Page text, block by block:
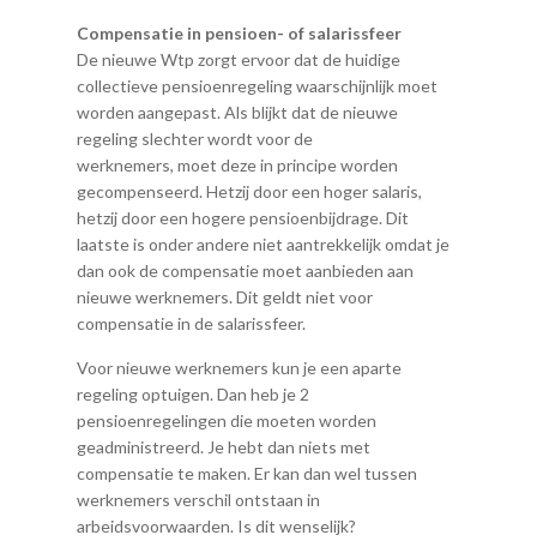
Compensatie in pensioen- of salarissfeer
De nieuwe Wtp zorgt ervoor dat de huidige
collectieve pensioenregeling waarschijnlijk moet
worden aangepast. Als blijkt dat de nieuwe
regeling slechter wordt voor de
werknemers, moet deze in principe worden
gecompenseerd. Hetzij door een hoger salaris,
hetzij door een hogere pensioenbijdrage. Dit
laatste is onder andere niet aantrekkelijk omdat je
dan ook de compensatie moet aanbieden aan
nieuwe werknemers. Dit geldt niet voor
compensatie in de salarissfeer.
Voor nieuwe werknemers kun je een aparte
regeling optuigen. Dan heb je 2
pensioenregelingen die moeten worden
geadministreerd. Je hebt dan niets met
compensatie te maken. Er kan dan wel tussen
werknemers verschil ontstaan in
arbeidsvoorwaarden. Is dit wenselijk?